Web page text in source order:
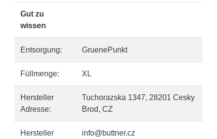
Gut zu
wissen
Entsorgung: GruenePunkt
Füllmenge: XL
Hersteller
Adresse:
Tuchorazska 1347, 28201 Cesky
Brod, CZ
Hersteller
info@buttner.cz